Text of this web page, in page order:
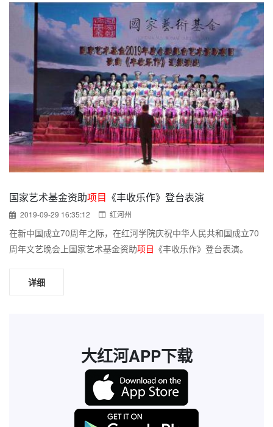
国家艺术基金资助项目 《丰收乐作》登台表演
2019-09-29 16:35:12 红河州
在新中国成立70周年之际，在红河学院庆祝中华人民共和国成立70
周年文艺晚会上国家艺术基金资助项目 《丰收乐作》登台表演。
详细
大红河APP下载